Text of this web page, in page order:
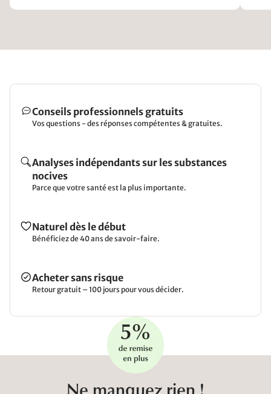
Conseils professionnels gratuits
Vos questions - des réponses compétentes & gratuites.
Analyses indépendants sur les substances
nocives
Parce que votre santé est la plus importante.
Naturel dès le début
Bénéficiez de 40 ans de savoir-faire.
Acheter sans risque
Retour gratuit – 100 jours pour vous décider.